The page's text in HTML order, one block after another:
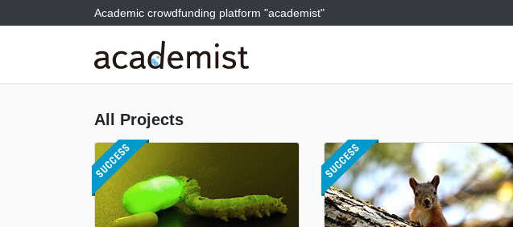
Academic crowdfunding platform "academist"
All Projects